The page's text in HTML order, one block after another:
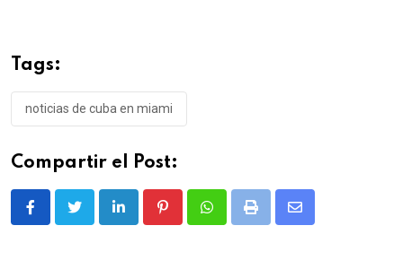
Tags:
noticias de cuba en miami
Compartir el Post:
LinkedIn PinterestWhatsappPrint
Share